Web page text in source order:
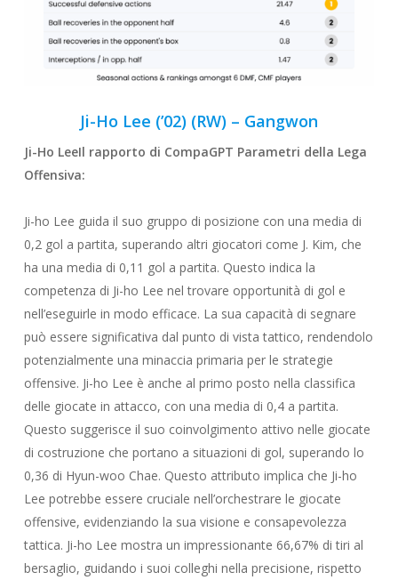
Ji-Ho Lee (’02) (RW) – Gangwon
Ji-Ho LeeIl rapporto di CompaGPT Parametri della Lega
Offensiva:
Ji-ho Lee guida il suo gruppo di posizione con una media di
0,2 gol a partita, superando altri giocatori come J. Kim, che
ha una media di 0,11 gol a partita. Questo indica la
competenza di Ji-ho Lee nel trovare opportunità di gol e
nell’eseguirle in modo efficace. La sua capacità di segnare
può essere significativa dal punto di vista tattico, rendendolo
potenzialmente una minaccia primaria per le strategie
offensive. Ji-ho Lee è anche al primo posto nella classifica
delle giocate in attacco, con una media di 0,4 a partita.
Questo suggerisce il suo coinvolgimento attivo nelle giocate
di costruzione che portano a situazioni di gol, superando lo
0,36 di Hyun-woo Chae. Questo attributo implica che Ji-ho
Lee potrebbe essere cruciale nell’orchestrare le giocate
offensive, evidenziando la sua visione e consapevolezza
tattica. Ji-ho Lee mostra un impressionante 66,67% di tiri al
bersaglio, guidando i suoi colleghi nella precisione, rispetto